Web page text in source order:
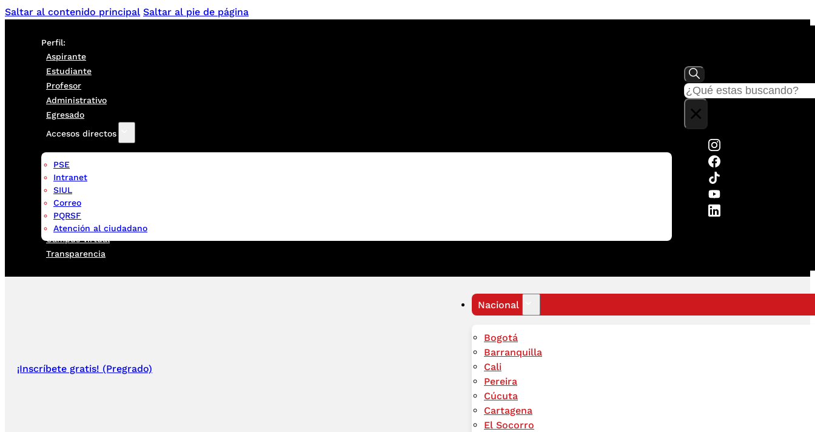
Saltar al contenido principal Saltar al pie de página
Perfil:
Aspirante
Estudiante
Profesor
Administrativo
Egresado
Accesos directos
PSE
Intranet
SIUL
Correo
PQRSF
Atención al ciudadano
Campus virtual
Transparencia
Buscar
×
¡Inscríbete gratis! (Pregrado)
Nacional
Bogotá
Barranquilla
Cali
Pereira
Cúcuta
Cartagena
El Socorro